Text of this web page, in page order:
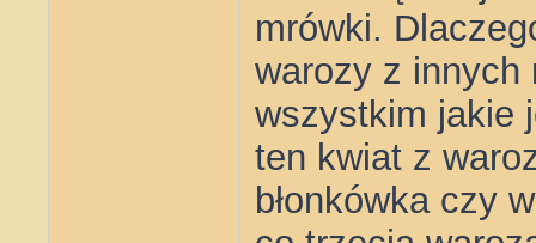
mrówki.
warozy z innych
wszystkim jakie
ten kwiat z
błonkówka czy